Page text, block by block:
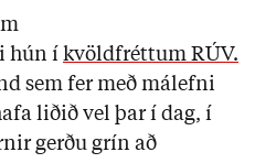
hún í kvöldfréttum RÚV.
sem fer með málefni
liðið vel þar í dag, í
gerðu grín að